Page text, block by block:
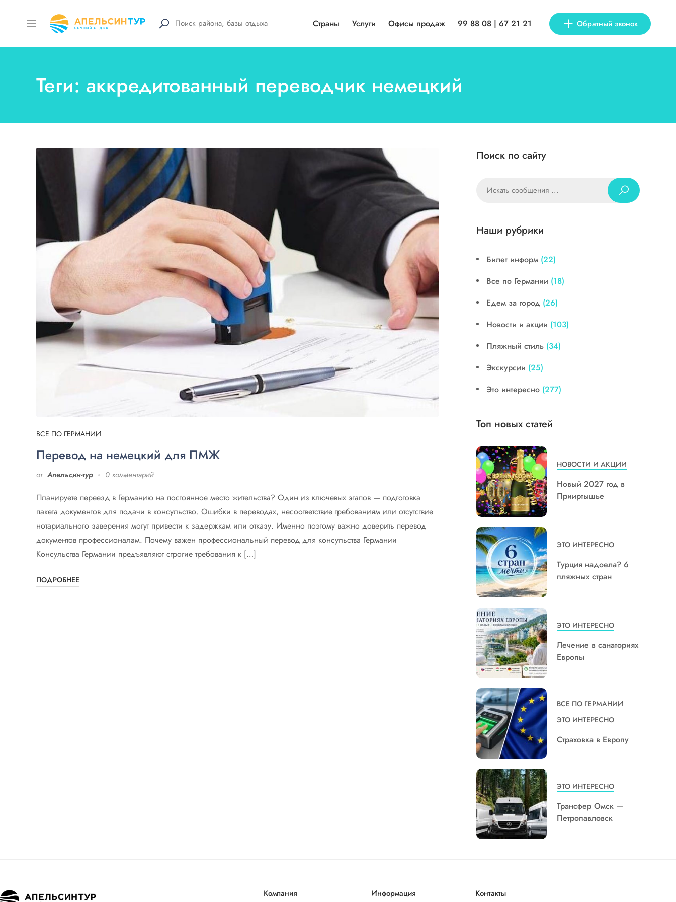
Страны Услуги Офисы продаж 99 88 08 | 67 21 21 Обратный звонок
Теги: аккредитованный переводчик немецкий
ВСЕ ПО ГЕРМАНИИ
Перевод на немецкий для ПМЖ
от Апельсин-тур 0 комментарий
Планируете переезд в Германию на постоянное место жительства? Один из ключевых этапов — подготовка
пакета документов для подачи в консульство. Ошибки в переводах, несоответствие требованиям или отсутствие
нотариального заверения могут привести к задержкам или отказу. Именно поэтому важно доверить перевод
документов профессионалам. Почему важен профессиональный перевод для консульства Германии
Консульства Германии предъявляют строгие требования к […]
ПОДРОБНЕЕ
Поиск по сайту
Наши рубрики
Билет информ (22)
Все по Германии (18)
Едем за город (26)
Новости и акции (103)
Пляжный стиль (34)
Экскурсии (25)
Это интересно (277)
Топ новых статей
НОВОСТИ И АКЦИИ
Новый 2027 год в
Прииртышье
ЭТО ИНТЕРЕСНО
Турция надоела? 6
пляжных стран
ЭТО ИНТЕРЕСНО
Лечение в санаториях
Европы
ВСЕ ПО ГЕРМАНИИ
ЭТО ИНТЕРЕСНО
Страховка в Европу
ЭТО ИНТЕРЕСНО
Трансфер Омск —
Петропавловск
Компания Информация Контакты